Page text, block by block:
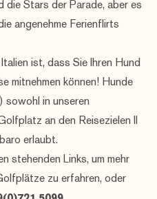
die Stars der Parade, aber es
angenehme Ferienflirts
ist, dass Sie Ihren Hund
mitnehmen können! Hunde
sowohl in unseren
an den Reisezielen Il
erlaubt.
stehenden Links, um mehr
zu erfahren, oder